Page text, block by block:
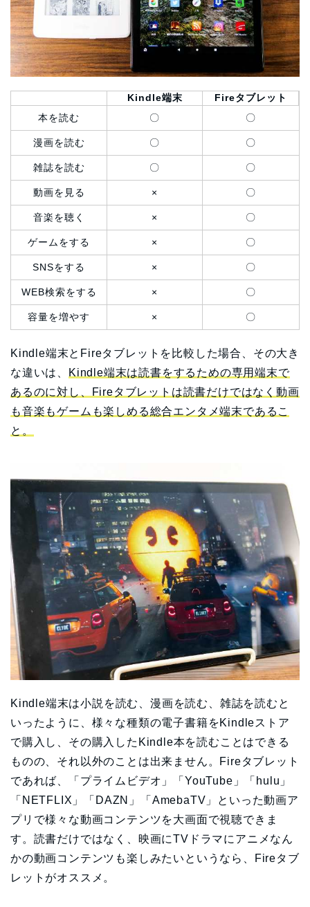
Kindle端末
Fireタブレット
本を読む
〇 〇
漫画を読む 〇 〇
雑誌を読む 〇 〇
動画を見る × 〇
音楽を聴く × 〇
ゲームをする × 〇
SNSをする × 〇
WEB検索をする × 〇
容量を増やす × 〇
Kindle端末とFireタブレットを比較した場合、その大き
な違いは、
Kindle端末は読書をするための専用端末で
あるのに対し、Fireタブレットは読書だけではなく動画
も音楽もゲームも楽しめる総合エンタメ端末であるこ
と。
Kindle端末は小説を読む、漫画を読む、雑誌を読むと
いったように、様々な種類の電子書籍をKindleストア
で購入し、その購入したKindle本を読むことはできる
ものの、それ以外のことは出来ません。Fireタブレット
であれば、「プライムビデオ」「YouTube」「hulu」
「NETFLIX」「DAZN」「AmebaTV」といった動画ア
プリで様々な動画コンテンツを大画面で視聴できま
す。読書だけではなく、映画にTVドラマにアニメなん
かの動画コンテンツも楽しみたいというなら、Fireタブ
レットがオススメ。